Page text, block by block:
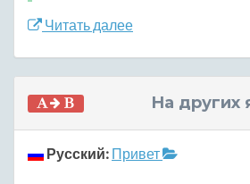
Читать далее
На других
Русский: Привет